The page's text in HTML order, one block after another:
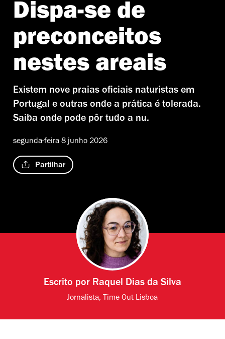
Dispa-se de
preconceitos
nestes areais
Existem nove praias oficiais naturistas em
Portugal e outras onde a prática é tolerada.
Saiba onde pode pôr tudo a nu.
segunda-feira 8 junho 2026
Partilhar
Escrito por Raquel Dias da Silva
Jornalista, Time Out Lisboa